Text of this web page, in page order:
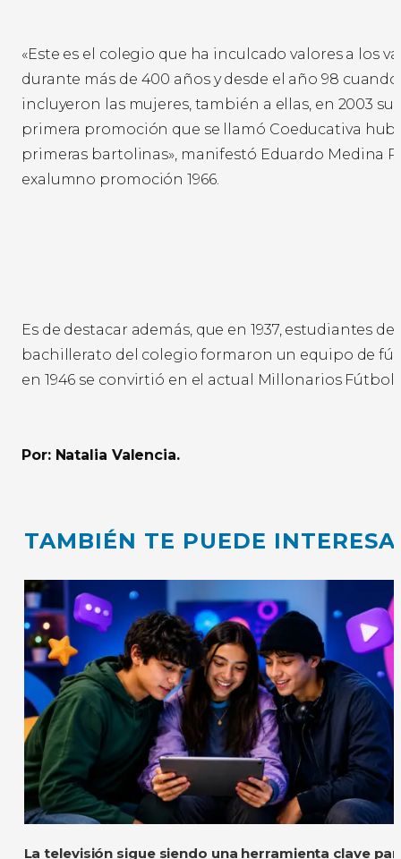
«Este es el colegio que ha inculcado valores a los
durante más de 400 años y desde el año 98 cuando
incluyeron las mujeres, también a ellas, en 2003
primera promoción que se llamó Coeducativa
primeras bartolinas», manifestó Eduardo Medina
exalumno promoción 1966.
Es de destacar además, que en 1937, estudiantes de
bachillerato del colegio formaron un equipo de
en 1946 se convirtió en el actual Millonarios Fútbol
Por: Natalia Valencia.
TAMBIÉN TE PUEDE
La televisión sigue siendo una herramienta clave